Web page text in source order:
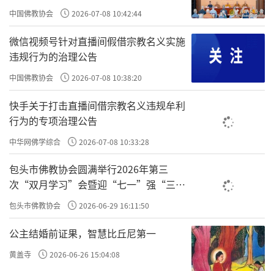
袁了凡举了个例子：
，春秋的一个士大夫，孔子
的挚友。孔子周游列国，在蘧伯玉家住了好久。蘧伯玉不简
单，能当孔子的朋友不是一般人。孔子是不得中行，宁取狂
狷，孔子绝不和乡愿的人来往，所以蘧伯玉是一个贤者。
已觉前日之非而尽改之矣 ，就是蘧伯玉日日知非，日日
格物致知。至二十一岁，乃知前之所改，未尽也；及二十二
岁，回视二十一岁，犹在梦中，什么意思呢？21岁蘧伯玉觉
得把20岁之前的过改完了，但是到22岁的时候一看，二十
一岁，犹在梦中，就是过还没改完，继续改。
，年年在
以，格物致知是你终身要做的。我在解读《传习录》的时
候，王阳明也讲，圣人之学只此一段功夫非入门之际有此一
段。孔孟之道、阳明心学、老庄之道、悉达多、六祖……
中国佛教协会 2026-07-08 10:42:44
微信视频号针对直播间假借宗教名义实施
违规行为的治理公告
中国佛教协会 2026-07-08 10:38:20
快手关于打击直播间借宗教名义违规牟利
行为的专项治理公告
中华网佛学综合 2026-07-08 10:33:28
包头市佛教协会圆满举行2026年第三
次“双月学习”会暨迎“七一”强“三
爱”主题书画笔会
包头市佛教协会 2026-06-29 16:11:50
公主结婚前证果，智慧比丘尼第一
黄盖寺 2026-06-26 15:04:08